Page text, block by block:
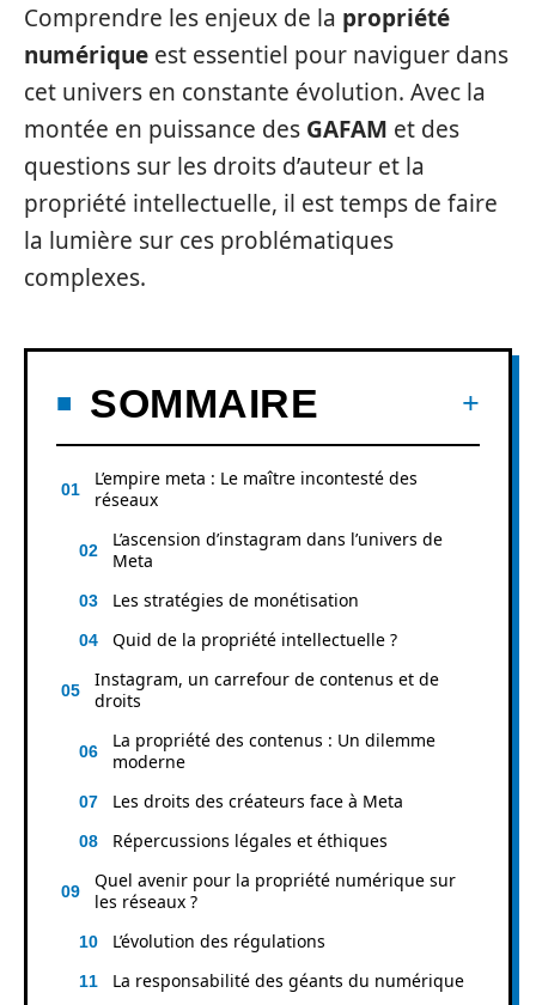
Comprendre les enjeux de la propriété
numérique est essentiel pour naviguer dans
cet univers en constante évolution. Avec la
montée en puissance des GAFAM et des
questions sur les droits d’auteur et la
propriété intellectuelle, il est temps de faire
la lumière sur ces problématiques
complexes.
SOMMAIRE
L’empire meta : Le maître incontesté des
réseaux
L’ascension d’instagram dans l’univers de
Meta
Les stratégies de monétisation
Quid de la propriété intellectuelle ?
Instagram, un carrefour de contenus et de
droits
La propriété des contenus : Un dilemme
moderne
Les droits des créateurs face à Meta
Répercussions légales et éthiques
Quel avenir pour la propriété numérique sur
les réseaux ?
L’évolution des régulations
La responsabilité des géants du numérique